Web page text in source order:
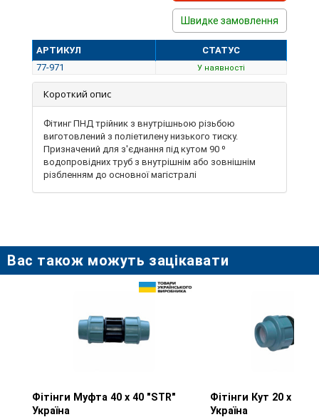
Швидке замовлення
АРТИКУЛ
СТАТУС
77-971
У наявності
Короткий опис
Фітинг ПНД трійник з внутрішньою різьбою
виготовлений з поліетилену низького тиску.
Призначений для з'єднання під кутом 90 ⁰
водопровідних труб з внутрішнім або зовнішнім
різбленням до основної магістралі
Вас також можуть зацікавати
Перегляд товару
Фітінги Муфта 40 х 40 "STR"
Україна
Перегляд
Фітінги Кут 20 х 1/2"
Україна